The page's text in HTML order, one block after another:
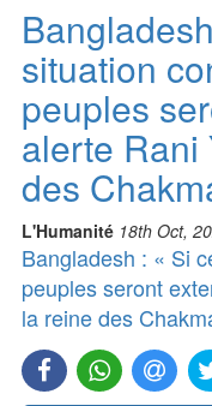
situation
peuples
alerte Rani
des
L'Humanité 18th Oct,
Bangladesh : « Si
peuples seront
la reine des